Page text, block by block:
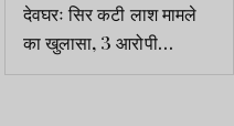
देवघरः सिर कटी लाश मामले
का खुलासा, 3 आरोपी
गिरफ्तार; इनमें दो महिलाएं